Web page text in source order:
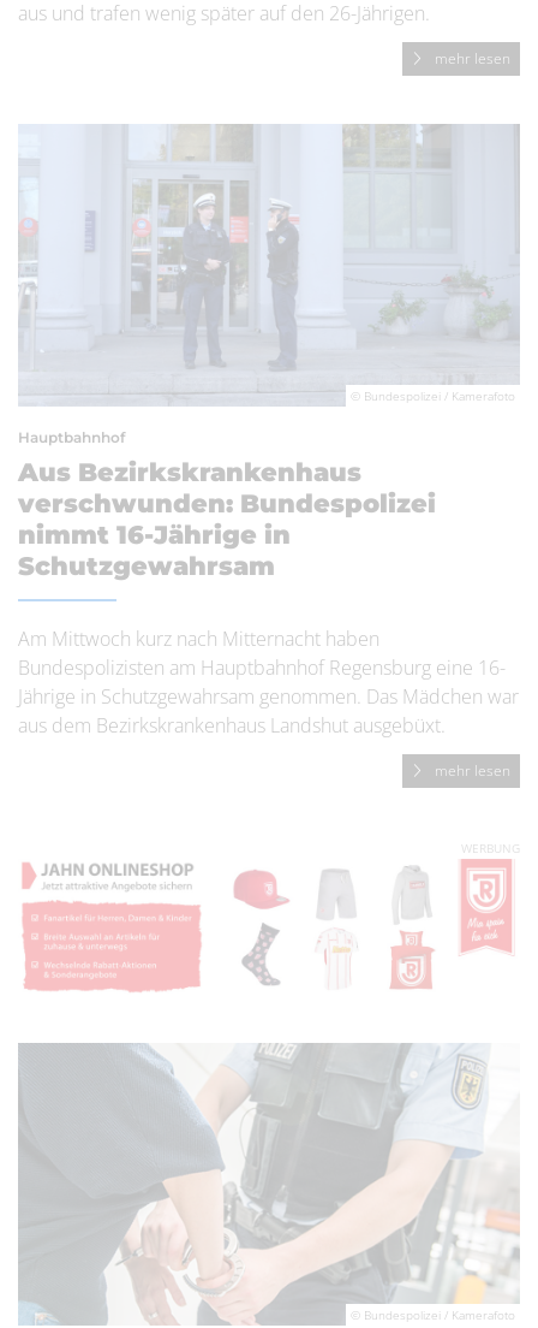
aus und trafen wenig später auf den 26-Jährigen.
mehr lesen
© Bundespolizei / Kamerafoto
Hauptbahnhof
Aus Bezirkskrankenhaus
verschwunden: Bundespolizei
nimmt 16-Jährige in
Schutzgewahrsam
Am Mittwoch kurz nach Mitternacht haben
Bundespolizisten am Hauptbahnhof Regensburg eine 16-
Jährige in Schutzgewahrsam genommen. Das Mädchen war
aus dem Bezirkskrankenhaus Landshut ausgebüxt.
mehr lesen
WERBUNG
© Bundespolizei / Kamerafoto